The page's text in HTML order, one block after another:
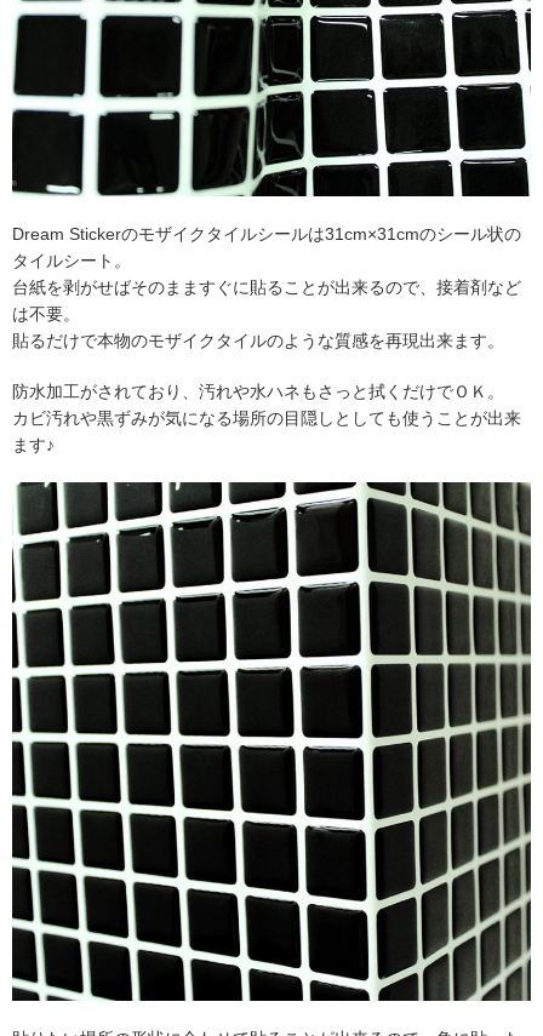
Dream Stickerのモザイクタイルシールは31cm×31cmのシール状の
タイルシート。
台紙を剥がせばそのまますぐに貼ることが出来るので、接着剤など
は不要。
貼るだけで本物のモザイクタイルのような質感を再現出来ます。
防水加工がされており、汚れや水ハネもさっと拭くだけでＯＫ。
カビ汚れや黒ずみが気になる場所の目隠しとしても使うことが出来
ます♪